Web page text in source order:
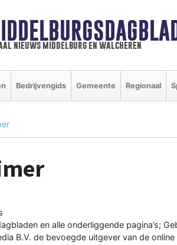
nieuws middelburg en walcheren
Bedrijvengids Gemeente Regionaal
en alle onderliggende pagina’s;
B.V. de bevoegde uitgever van de